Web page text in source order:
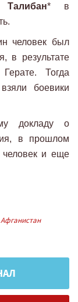
Талибан* в
человек был
в результате
Тогда
боевики
докладу о
в прошлом
человек и еще
Афганистан